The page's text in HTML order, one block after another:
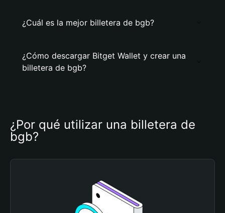
¿Cuál es la mejor billetera de bgb?
¿Cómo descargar Bitget Wallet y crear una
billetera de bgb?
¿Por qué utilizar una billetera de
bgb?